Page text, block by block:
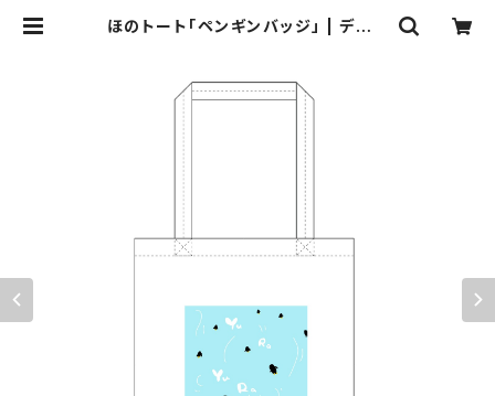
ほのトート「ペンギンバッジ」 | デジタ